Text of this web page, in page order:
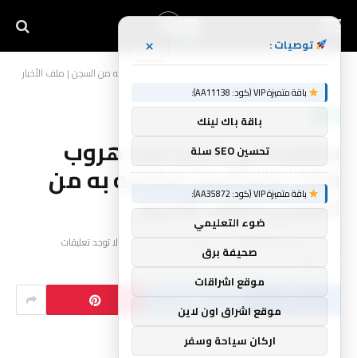
مطاردة في كينيا بعد هروب قاتل متسلسل مشتبه به من السجن | ملف الأخبار
مطاردة في كينيا بعد هروب
قاتل متسلسل مشتبه به من
السجن | ملف الأخبار
لا توجد تعليقات
توصيات : ×
باقة متميزة VIP (كود: AA11138):
باقة باك لينك
تحسين SEO سلة
باقة متميزة VIP (كود: AA35872):
ضوء التعليمي
صحيفة برق
موقع اشراقات
موقع اشراق اون لاين
اركان سياحة وسفر